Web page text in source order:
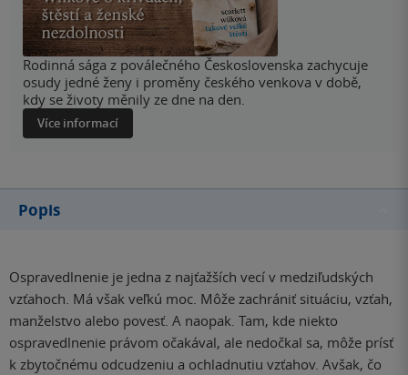
Rodinná sága z poválečného Československa zachycuje
osudy jedné ženy i proměny českého venkova v době,
kdy se životy měnily ze dne na den.
Více informací
Popis
Ospravedlnenie je jedna z najťažších vecí v medziľudských
vzťahoch. Má však veľkú moc. Môže zachrániť situáciu, vzťah,
manželstvo alebo povesť. A naopak. Tam, kde niekto
ospravedlnenie právom očakával, ale nedočkal sa, môže prísť
k zbytočnému odcudzeniu a ochladnutiu vzťahov. Avšak, čo